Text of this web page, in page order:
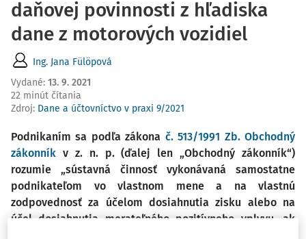
daňovej povinnosti z hľadiska
dane z motorových vozidiel
Ing. Jana Fülöpová
Vydané: 13. 9. 2021
22 minút čítania
Zdroj: Dane a účtovníctvo v praxi 9/2021
Podnikaním sa podľa zákona č. 513/1991 Zb. Obchodný
zákonník v z. n. p. (ďalej len „Obchodný zákonník“)
rozumie „sústavná činnosť vykonávaná samostatne
podnikateľom vo vlastnom mene a na vlastnú
zodpovednosť za účelom dosiahnutia zisku alebo na
účel dosiahnutia merateľného pozitívneho vplyvu, ak